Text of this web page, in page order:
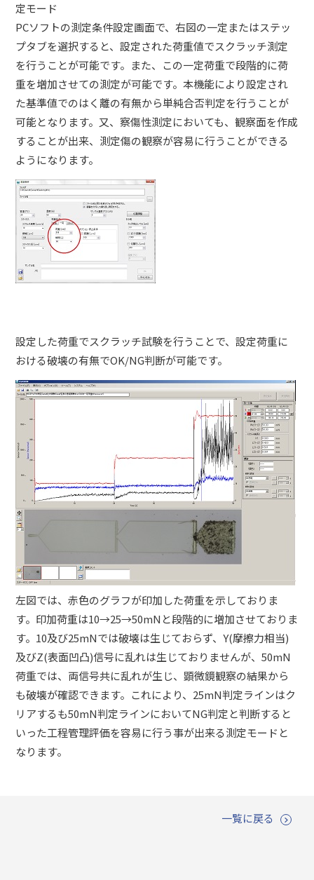
定モード
PCソフトの測定条件設定画面で、右図の一定またはステッ
プタブを選択すると、設定された荷重値でスクラッチ測定
を行うことが可能です。また、この一定荷重で段階的に荷
重を増加させての測定が可能です。本機能により設定され
た基準値でのはく離の有無から単純合否判定を行うことが
可能となります。又、察傷性測定においても、観察面を作成
することが出来、測定傷の観察が容易に行うことができる
ようになります。
設定した荷重でスクラッチ試験を行うことで、設定荷重に
おける破壊の有無でOK/NG判断が可能です。
左図では、赤色のグラフが印加した荷重を示しておりま
す。印加荷重は10→25→50mNと段階的に増加させておりま
す。10及び25mNでは破壊は生じておらず、Y(摩擦力相当)
及びZ(表面凹凸)信号に乱れは生じておりませんが、50mN
荷重では、両信号共に乱れが生じ、顕微鏡観察の結果から
も破壊が確認できます。これにより、25mN判定ラインはク
リアするも50mN判定ラインにおいてNG判定と判断すると
いった工程管理評価を容易に行う事が出来る測定モードと
なります。
一覧に戻る